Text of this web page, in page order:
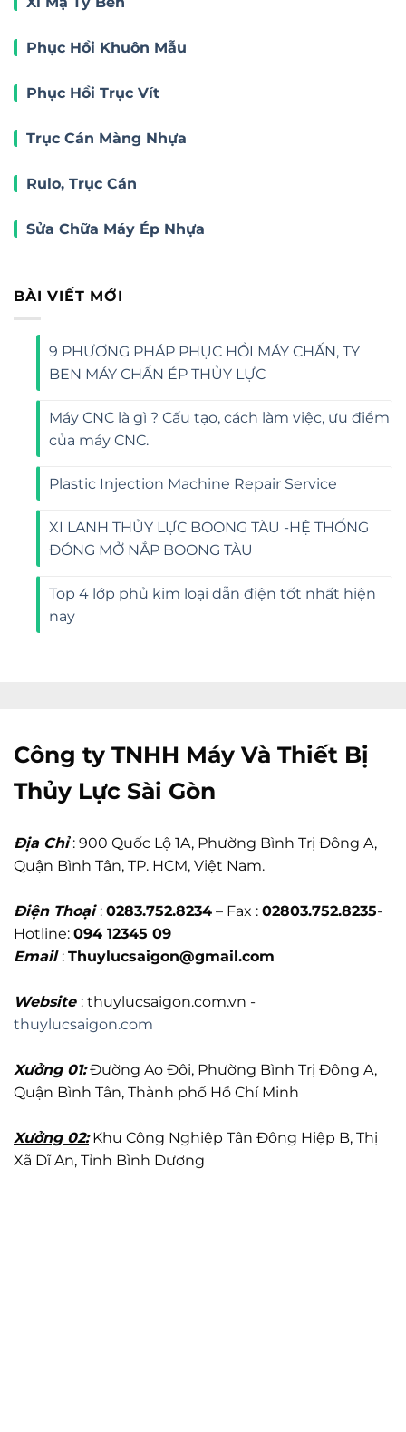
Phục Hồi Khuôn Mẫu
Phục Hồi Trục Vít
Trục Cán Màng Nhựa
Rulo, Trục Cán
Sửa Chữa Máy Ép Nhựa
BÀI VIẾT MỚI
9 PHƯƠNG PHÁP PHỤC HỒI MÁY CHẤN, TY
BEN MÁY CHẤN ÉP THỦY LỰC
Máy CNC là gì ? Cấu tạo, cách làm việc, ưu điểm
của máy CNC.
Plastic Injection Machine Repair Service
XI LANH THỦY LỰC BOONG TÀU -HỆ THỐNG
ĐÓNG MỞ NẮP BOONG TÀU
Top 4 lớp phủ kim loại dẫn điện tốt nhất hiện
nay
Công ty TNHH Máy Và Thiết Bị
Thủy Lực Sài Gòn
Địa Chỉ: 900 Quốc Lộ 1A, Phường Bình Trị Đông A,
Quận Bình Tân, TP. HCM, Việt Nam.
Điện Thoại : 0283.752.8234 – Fax : 02803.752.8235-
Hotline: 094 12345 09
Email : Thuylucsaigon@gmail.com
Website : thuylucsaigon.com.vn -
thuylucsaigon.com
Xưởng 01:Đường Ao Đôi, Phường Bình Trị Đông A,
Quận Bình Tân, Thành phố Hồ Chí Minh
Xưởng 02:Khu Công Nghiệp Tân Đông Hiệp B, Thị
Xã Dĩ An, Tỉnh Bình Dương